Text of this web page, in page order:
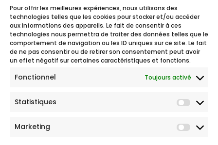
Pour offrir les meilleures expériences, nous utilisons des
technologies telles que les cookies pour stocker et/ou accéder
aux informations des appareils. Le fait de consentir à ces
technologies nous permettra de traiter des données telles que le
comportement de navigation ou les ID uniques sur ce site. Le fait
de ne pas consentir ou de retirer son consentement peut avoir
un effet négatif sur certaines caractéristiques et fonctions.
Fonctionnel Toujours activé
Statistiques
Marketing